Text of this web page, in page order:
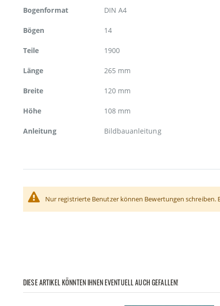
Bogenformat DIN A4
Bögen 14
Teile 1900
Länge 265 mm
Breite 120 mm
Höhe 108 mm
Anleitung Bildbauanleitung
Nur registrierte Benutzer können Bewertungen schreiben.
DIESE ARTIKEL KÖNNTEN IHNEN EVENTUELL AUCH GEFALLEN!